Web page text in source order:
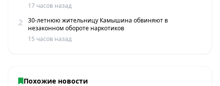
17 часов назад
2
30-летнюю жительницу Камышина обвиняют в
незаконном обороте наркотиков
15 часов назад
Похожие новости